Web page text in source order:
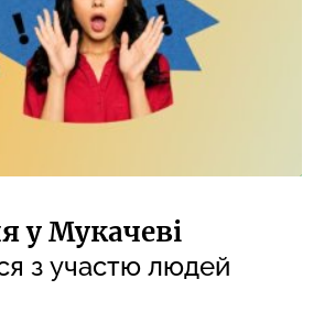
у Мукачеві
з участю людей